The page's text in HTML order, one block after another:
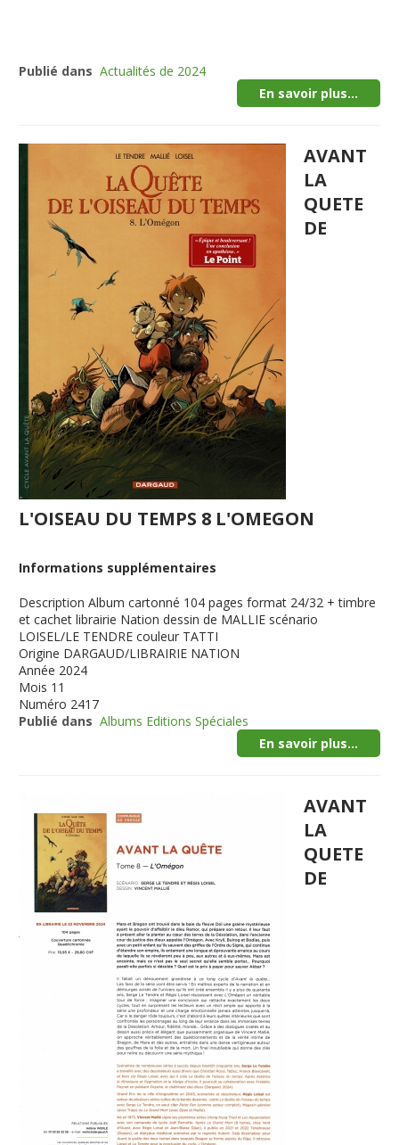
Publié dans Actualités de 2024
En savoir plus...
AVANT
LA
QUETE
DE
L'OISEAU DU TEMPS 8 L'OMEGON
Informations supplémentaires
Description Album cartonné 104 pages format 24/32 + timbre
et cachet librairie Nation dessin de MALLIE scénario
LOISEL/LE TENDRE couleur TATTI
Origine DARGAUD/LIBRAIRIE NATION
Année 2024
Mois 11
Numéro 2417
Publié dans Albums Editions Spéciales
En savoir plus...
AVANT
LA
QUETE
DE